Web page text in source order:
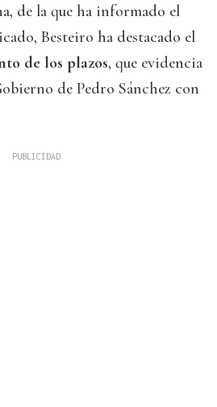
de la que ha informado el
Besteiro ha destacado el
de los plazos, que evidencia
de Pedro Sánchez con